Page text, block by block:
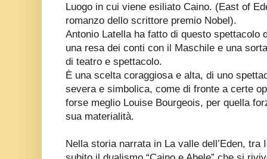
Luogo in cui viene esiliato Caino. (East of
romanzo dello scrittore premio Nobel).
Antonio Latella ha fatto di questo spettacolo
una resa dei conti con il Maschile e una
di teatro e spettacolo.
È una scelta coraggiosa e alta, di uno
severa e simbolica, come di fronte a certe
forse meglio Louise Bourgeois, per quella
sua materialità.
Nella storia narrata in La valle dell’Eden,